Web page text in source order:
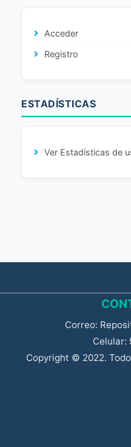
Acceder
Registro
ESTADÍSTICAS
Ver Estadísticas de
Correo:
Celular:
Copyright © 2022.